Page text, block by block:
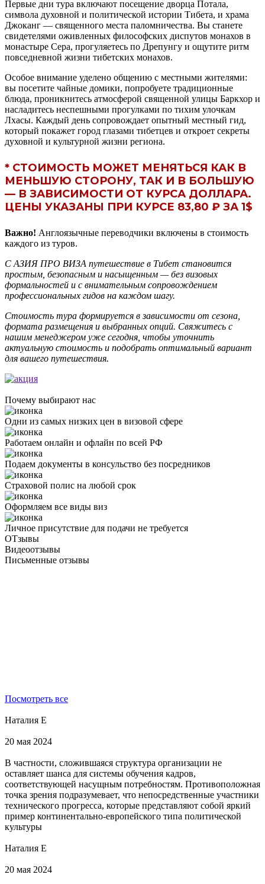
Первые дни тура включают посещение дворца Потала,
символа духовной и политической истории Тибета, и храма
Джоканг — священного места паломничества. Вы станете
свидетелями оживленных философских диспутов монахов в
монастыре Сера, прогуляетесь по Дрепунгу и ощутите ритм
повседневной жизни тибетских монахов.
Особое внимание уделено общению с местными жителями:
вы посетите чайные домики, попробуете традиционные
блюда, проникнитесь атмосферой священной улицы Баркхор и
насладитесь неспешными прогулками по тихим улочкам
Лхасы. Каждый день сопровождает опытный местный гид,
который покажет город глазами тибетцев и откроет секреты
духовной и культурной жизни региона.
* СТОИМОСТЬ МОЖЕТ МЕНЯТЬСЯ КАК В
МЕНЬШУЮ СТОРОНУ, ТАК И В БОЛЬШУЮ
— В ЗАВИСИМОСТИ ОТ КУРСА ДОЛЛАРА.
ЦЕНЫ УКАЗАНЫ ПРИ КУРСЕ 83,80 ₽ ЗА 1$
Важно! Англоязычные переводчики включены в стоимость
каждого из туров.
С АЗИЯ ПРО ВИЗА путешествие в Тибет становится
простым, безопасным и насыщенным — без визовых
формальностей и с внимательным сопровождением
профессиональных гидов на каждом шагу.
Стоимость тура формируется в зависимости от сезона,
формата размещения и выбранных опций. Свяжитесь с
нашим менеджером уже сегодня, чтобы уточнить
актуальную стоимость и подобрать оптимальный вариант
для вашего путешествия.
Почему выбирают нас
Одни из самых низких цен в визовой сфере
Работаем онлайн и офлайн по всей РФ
Подаем документы в консульство без посредников
Страховой полис на любой срок
Оформляем все виды виз
Личное присутствие для подачи не требуется
ОТзывы
Видеоотзывы
Письменные отзывы
Посмотреть все
Наталия Е
20 мая 2024
В частности, сложившаяся структура организации не
оставляет шанса для системы обучения кадров,
соответствующей насущным потребностям. Противоположная
точка зрения подразумевает, что непосредственные участники
технического прогресса, которые представляют собой яркий
пример континентально-европейского типа политической
культуры
Наталия Е
20 мая 2024